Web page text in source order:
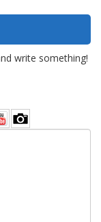
write something!